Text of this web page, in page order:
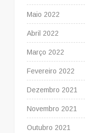
Maio 2022
Abril 2022
Março 2022
Fevereiro 2022
Dezembro 2021
Novembro 2021
Outubro 2021